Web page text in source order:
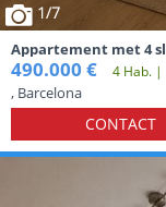
1/7
Appartement met 4
Navarro-gebouw in
490.000 € 4 Hab.
, Barcelona
CONTACT